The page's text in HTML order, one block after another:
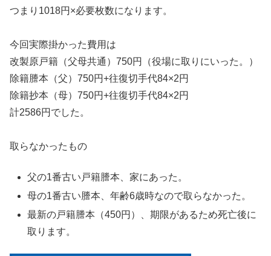
つまり1018円×必要枚数になります。
今回実際掛かった費用は
改製原戸籍（父母共通）750円（役場に取りにいった。）
除籍謄本（父）750円+往復切手代84×2円
除籍抄本（母）750円+往復切手代84×2円
計2586円でした。
取らなかったもの
父の1番古い戸籍謄本、家にあった。
母の1番古い謄本、年齢6歳時なので取らなかった。
最新の戸籍謄本（450円）、期限があるため死亡後に
取ります。